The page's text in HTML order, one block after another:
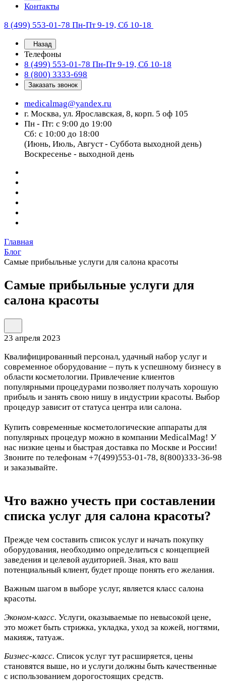
Контакты
8 (499) 553-01-78 Пн-Пт 9-19, Сб 10-18
Назад
Телефоны
8 (499) 553-01-78 Пн-Пт 9-19, Сб 10-18
8 (800) 3333-698
Заказать звонок
medicalmag@yandex.ru
г. Москва, ул. Ярославская, 8, корп. 5 оф 105
Пн - Пт: с 9:00 до 19:00
Сб: с 10:00 до 18:00
(Июнь, Июль, Август - Суббота выходной день)
Воскресенье - выходной день
Главная
Блог
Самые прибыльные услуги для салона красоты
Самые прибыльные услуги для
салона красоты
23 апреля 2023
Квалифицированный персонал, удачный набор услуг и
современное оборудование – путь к успешному бизнесу в
области косметологии. Привлечение клиентов
популярными процедурами позволяет получать хорошую
прибыль и занять свою нишу в индустрии красоты. Выбор
процедур зависит от статуса центра или салона.
Купить современные косметологические аппараты для
популярных процедур можно в компании MedicalMag! У
нас низкие цены и быстрая доставка по Москве и России!
Звоните по телефонам +7(499)553-01-78, 8(800)333-36-98
и заказывайте.
Что важно учесть при составлении
списка услуг для салона красоты?
Прежде чем составить список услуг и начать покупку
оборудования, необходимо определиться с концепцией
заведения и целевой аудиторией. Зная, кто ваш
потенциальный клиент, будет проще понять его желания.
Важным шагом в выборе услуг, является класс салона
красоты.
Эконом-класс. Услуги, оказываемые по невысокой цене,
это может быть стрижка, укладка, уход за кожей, ногтями,
макияж, татуаж.
Бизнес-класс. Список услуг тут расширяется, цены
становятся выше, но и услуги должны быть качественные
с использованием дорогостоящих средств.